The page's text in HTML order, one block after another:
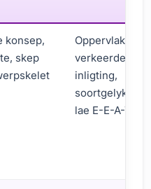
konsep,
skep
verkeerde
inligting,
soortgelyke
lae E-E-A-T